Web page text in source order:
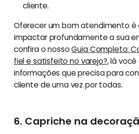
cliente.
Oferecer um bom atendimento é
impactar profundamente a sua
confira o nossoGuia Completo:
fiel e satisfeito no varejo?, lá
informações que precisa para
cliente de uma vez por todas.
6. Capriche na